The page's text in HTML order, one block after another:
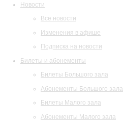
Новости
Все новости
Изменения в афише
Подписка на новости
Билеты и абонементы
Билеты Большого зала
Абонементы Большого зала
Билеты Малого зала
Абонементы Малого зала